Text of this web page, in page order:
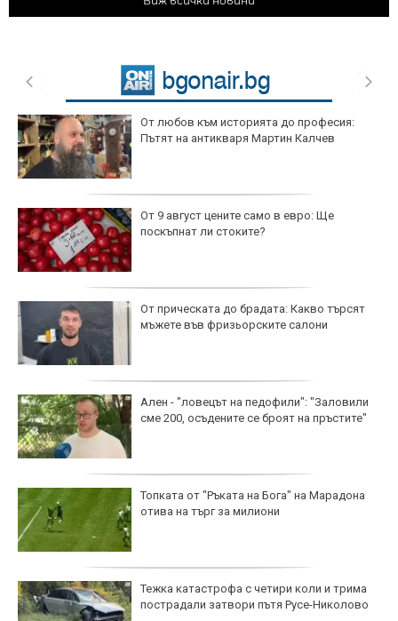
От любов към историята до професия:
Пътят на антикваря Мартин Калчев
От 9 август цените само в евро: Ще
поскъпнат ли стоките?
От прическата до брадата: Какво търсят
мъжете във фризьорските салони
Ален - "ловецът на педофили": "Заловили
сме 200, осъдените се броят на пръстите"
Топката от "Ръката на Бога" на Марадона
отива на търг за милиони
Тежка катастрофа с четири коли и трима
пострадали затвори пътя Русе-Николово